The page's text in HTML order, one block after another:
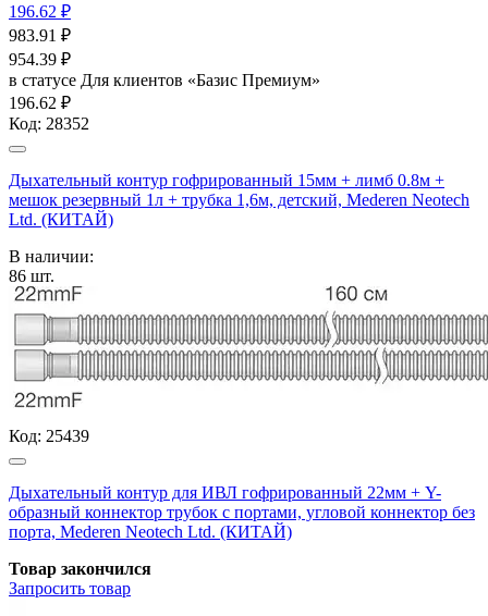
196.62 ₽
983.91 ₽
954.39 ₽
в статусе Для клиентов «Базис Премиум»
196.62 ₽
Код: 28352
Дыхательный контур гофрированный 15мм + лимб 0.8м +
мешок резервный 1л + трубка 1,6м, детский, Mederen Neotech
Ltd. (КИТАЙ)
В наличии:
86 шт.
Код: 25439
Дыхательный контур для ИВЛ гофрированный 22мм + Y-
образный коннектор трубок с портами, угловой коннектор без
порта, Mederen Neotech Ltd. (КИТАЙ)
Товар закончился
Запросить товар